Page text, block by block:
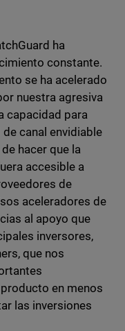
ha
constante.
se ha acelerado
nuestra agresiva
capacidad para
canal envidiable
hacer que la
accesible a
de
aceleradores de
al apoyo que
inversores,
que nos
en menos
las inversiones